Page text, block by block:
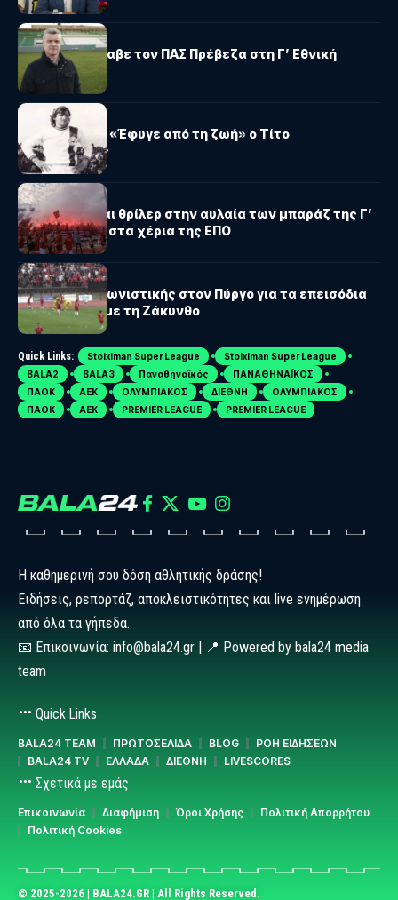
Γ΄ΕΘΝΙΚΗ
Βαζέχα: Ανέλαβε τον ΠΑΣ Πρέβεζα στη Γ’ Εθνική
ΠΑΣ ΓΙΆΝΝΙΝΑ
ΠΑΣ Γιάννινα: «Έφυγε από τη ζωή» ο Τίτο
Παστερνάκης
Γ΄ΕΘΝΙΚΗ
Ανατροπές και θρίλερ στην αυλαία των μπαράζ της Γ’
Εθνικής – όλα στα χέρια της ΕΠΟ
Γ΄ΕΘΝΙΚΗ
Ποινή μίας αγωνιστικής στον Πύργο για τα επεισόδια
στο παιχνίδι με τη Ζάκυνθο
Quick Links: Stoiximan Super League
Stoiximan Super League
BALA2
BALA3 Παναθηναϊκός
ΠΑΝΑΘΗΝΑΪΚΟΣ
ΠΑΟΚ
ΑΕΚ ΟΛΥΜΠΙΑΚΟΣ ΔΙΕΘΝΗ
ΟΛΥΜΠΙΑΚΟΣ
ΠΑΟΚ
ΑΕΚ PREMIER LEAGUE PREMIER LEAGUE
Η καθημερινή σου δόση αθλητικής δράσης!
Ειδήσεις, ρεπορτάζ, αποκλειστικότητες και live ενημέρωση
από όλα τα γήπεδα.
📧 Επικοινωνία: info@bala24.gr | 📍 Powered by bala24 media
team
Quick Links
BALA24 TEAM ΠΡΩΤΟΣΕΛΙΔΑ BLOG
ΡΟΗ ΕΙΔΗΣΕΩΝ
BALA24 TV
ΕΛΛΑΔΑ ΔΙΕΘΝΗ LIVESCORES
Σχετικά με εμάς
Επικοινωνία Διαφήμιση Όροι Χρήσης
Πολιτική Απορρήτου
Πολιτική Cookies
© 2025-2026 | BALA24.GR | All Rights Reserved.